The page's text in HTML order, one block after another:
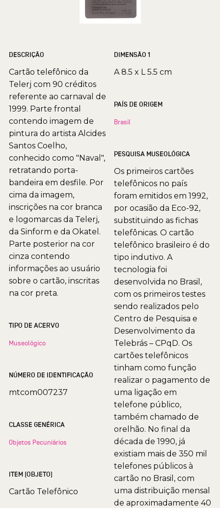
DESCRIÇÃO
Cartão telefônico da
Telerj com 90 créditos
referente ao carnaval de
1999. Parte frontal
contendo imagem de
pintura do artista Alcides
Santos Coelho,
conhecido como "Naval",
retratando porta-
bandeira em desfile. Por
cima da imagem,
inscrições na cor branca
e logomarcas da Telerj,
da Sinform e da Okatel.
Parte posterior na cor
cinza contendo
informações ao usuário
sobre o cartão, inscritas
na cor preta.
TIPO DE ACERVO
Museológico
NÚMERO DE IDENTIFICAÇÃO
mtcom007237
CLASSE GENÉRICA
Objetos Pecuniários
ITEM (OBJETO)
Cartão Telefônico
DIMENSÃO 1
A 8.5 x L 5.5 cm
PAÍS DE ORIGEM
Brasil
PESQUISA MUSEOLÓGICA
Os primeiros cartões
telefônicos no país
foram emitidos em 1992,
por ocasião da Eco-92,
substituindo as fichas
telefônicas. O cartão
telefônico brasileiro é do
tipo indutivo. A
tecnologia foi
desenvolvida no Brasil,
com os primeiros testes
sendo realizados pelo
Centro de Pesquisa e
Desenvolvimento da
Telebrás – CPqD. Os
cartões telefônicos
tinham como função
realizar o pagamento de
uma ligação em
telefone público,
também chamado de
orelhão. No final da
década de 1990, já
existiam mais de 350 mil
telefones públicos à
cartão no Brasil, com
uma distribuição mensal
de aproximadamente 40